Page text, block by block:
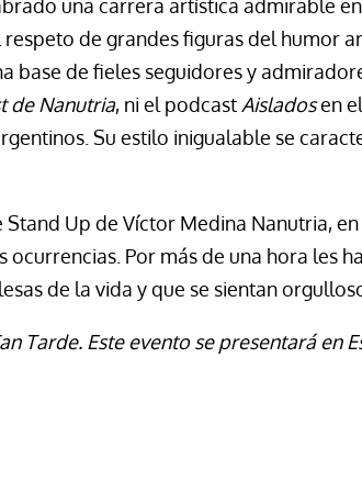
una carrera artística admirable
de grandes figuras del humor
base de fieles seguidores y
de Nanutria, ni el podcast Aisladosen
Su estilo inigualable se
Stand Up de Víctor Medina Nanutria,
ocurrencias. Por más de una hora les
de la vida y que se sientan
Tarde. Este evento se presentará en